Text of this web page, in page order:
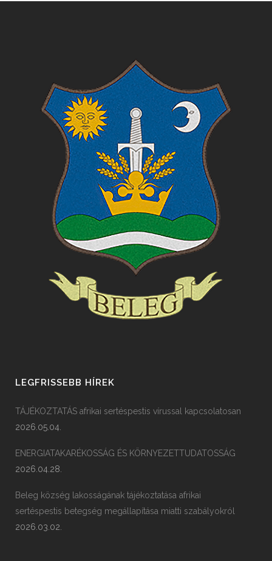
LEGFRISSEBB HÍREK
TÁJÉKOZTATÁS afrikai sertéspestis vírussal kapcsolatosan
2026.05.04.
ENERGIATAKARÉKOSSÁG ÉS KÖRNYEZETTUDATOSSÁG
2026.04.28.
Beleg község lakosságának tájékoztatása afrikai
sertéspestis betegség megállapítása miatti szabályokról
2026.03.02.